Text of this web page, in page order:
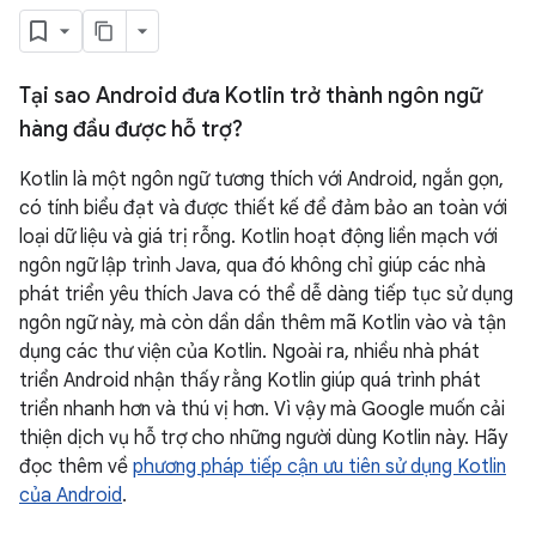
Tại sao Android đưa Kotlin trở thành ngôn ngữ
hàng đầu được hỗ trợ?
Kotlin là một ngôn ngữ tương thích với Android, ngắn gọn,
có tính biểu đạt và được thiết kế để đảm bảo an toàn với
loại dữ liệu và giá trị rỗng. Kotlin hoạt động liền mạch với
ngôn ngữ lập trình Java, qua đó không chỉ giúp các nhà
phát triển yêu thích Java có thể dễ dàng tiếp tục sử dụng
ngôn ngữ này, mà còn dần dần thêm mã Kotlin vào và tận
dụng các thư viện của Kotlin. Ngoài ra, nhiều nhà phát
triển Android nhận thấy rằng Kotlin giúp quá trình phát
triển nhanh hơn và thú vị hơn. Vì vậy mà Google muốn cải
thiện dịch vụ hỗ trợ cho những người dùng Kotlin này. Hãy
đọc thêm về phương pháp tiếp cận ưu tiên sử dụng Kotlin
của Android.